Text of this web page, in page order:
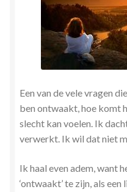
Mindfulness en
Nieuw boek ‘Pareltjes in
in woord en beeld
Priesteressen van Isis-
Privacybeleid
Een van de vele vragen
ben ontwaakt, hoe komt
slecht kan voelen. Ik
verwerkt. Ik wil dat niet
Ik haal even adem, want
‘ontwaakt’ te zijn, als